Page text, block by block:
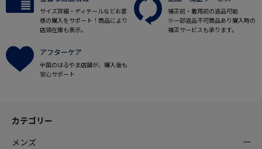
サイズ詳細・ディテールなどお客
様の購入をサポート！商品により
店頭在庫も表示。
補正前・着用前の返品可能
※一部返品不可商品あり購入時の
補正サービスも承ります。
アフターケア
全国のはるやま店舗が、購入後も
安心サポート
カテゴリー
メンズ